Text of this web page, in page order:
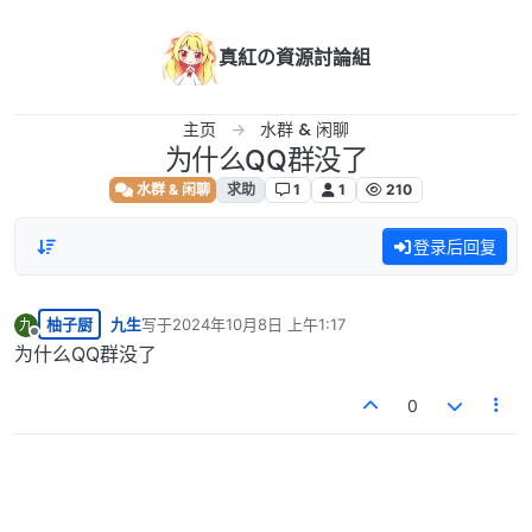
真紅の資源討論組
主页 水群 & 闲聊
为什么QQ群没了
水群 & 闲聊 求助 1 1 210
登录后回复
九
离线
柚子厨 九生写于2024年10月8日 上午1:17
最后由 编辑
为什么QQ群没了
0